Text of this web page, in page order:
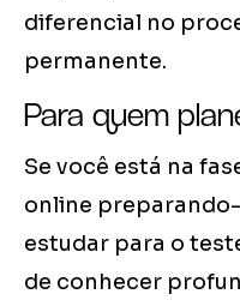
diferencial no
permanente.
Para quem
Se você está na
online
estudar para o
de conhecer